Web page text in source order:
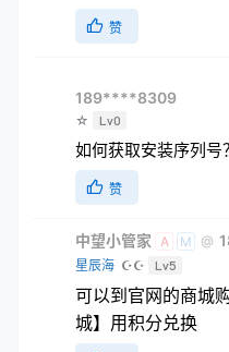
赞
189****8309
☆ Lv0
如何获取安装序列号？
赞
中望小管家 A M @
星辰海 ☪☪ Lv5
可以到官网的商城
城】用积分兑换